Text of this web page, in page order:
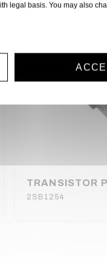
2SB1254
legal basis. You may also